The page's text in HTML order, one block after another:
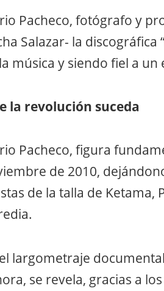
Pacheco, fotógrafo y
Salazar- la
música y siendo fiel a
la revolución suceda
Pacheco, figura
de 2010,
de la talla de Ketama,
largometraje
se revela, gracias a